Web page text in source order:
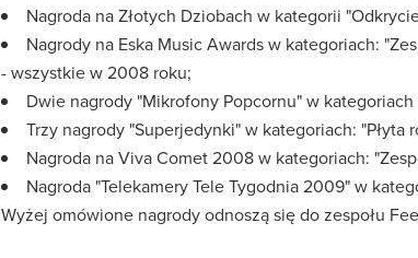
Nagroda na Złotych Dziobach w kategorii
Nagrody na Eska Music Awards w kategoriach:
- wszystkie w 2008 roku;
Dwie nagrody "Mikrofony Popcornu" w
Trzy nagrody "Superjedynki" w kategoriach: "Płyta
Nagroda na Viva Comet 2008 w kategoriach:
Nagroda "Telekamery Tele Tygodnia 2009" w
Wyżej omówione nagrody odnoszą się do zespołu